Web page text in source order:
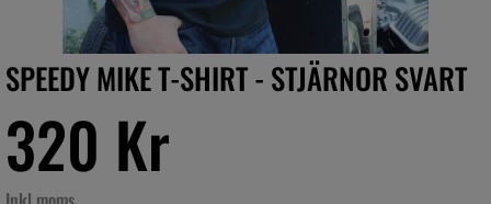
SPEEDY MIKE T-SHIRT - STJÄRNOR SVART
320 Kr